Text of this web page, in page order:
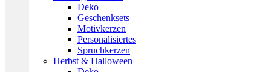
Deko
Geschenksets
Motivkerzen
Personalisiertes
Spruchkerzen
Herbst & Halloween